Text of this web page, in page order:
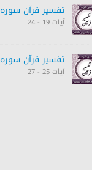
تفسیر قرآن سورہ ‎الحج
آیات 19 - 24
تفسیر قرآن سورہ ‎الحج
آیات 25 - 27